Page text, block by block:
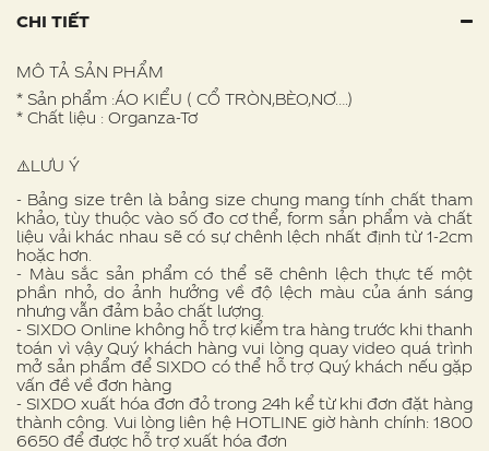
CHI TIẾT
MÔ TẢ SẢN PHẨM
* Sản phẩm :ÁO KIỂU ( CỔ TRÒN,BÈO,NƠ….)
* Chất liệu : Organza-Tơ
⚠️LƯU Ý
- Bảng size trên là bảng size chung mang tính chất tham
khảo, tùy thuộc vào số đo cơ thể, form sản phẩm và chất
liệu vải khác nhau sẽ có sự chênh lệch nhất định từ 1-2cm
hoặc hơn.
- Màu sắc sản phẩm có thể sẽ chênh lệch thực tế một
phần nhỏ, do ảnh hưởng về độ lệch màu của ánh sáng
nhưng vẫn đảm bảo chất lượng.
- SIXDO Online không hỗ trợ kiểm tra hàng trước khi thanh
toán vì vậy Quý khách hàng vui lòng quay video quá trình
mở sản phẩm để SIXDO có thể hỗ trợ Quý khách nếu gặp
vấn đề về đơn hàng
- SIXDO xuất hóa đơn đỏ trong 24h kể từ khi đơn đặt hàng
thành công. Vui lòng liên hệ HOTLINE giờ hành chính: 1800
6650 để được hỗ trợ xuất hóa đơn